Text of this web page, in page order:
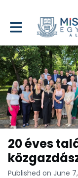
Toggle main
20 éves
Published on June